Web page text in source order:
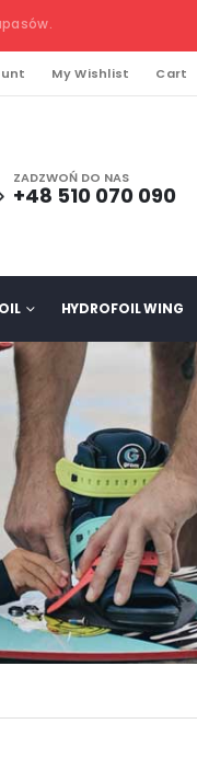
My Wishlist Cart
ZADZWOŃ DO NAS
+48 510 070 090
HYDROFOIL WING